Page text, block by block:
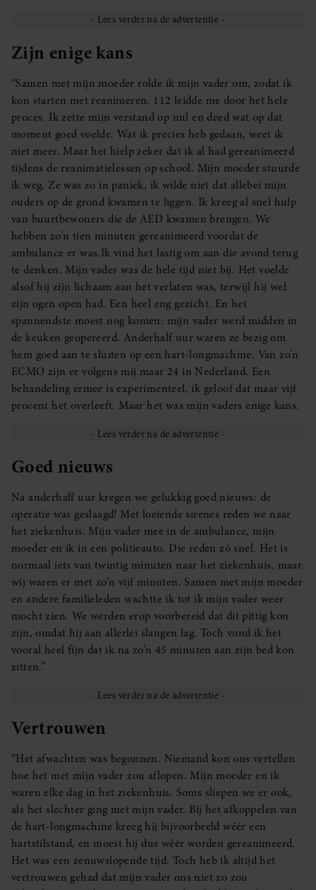
Zijn enige kans
“Samen met mijn moeder rolde ik mijn vader om, zodat ik
kon starten met reanimeren. 112 leidde me door het hele
proces. Ik zette mijn verstand op nul en deed wat op dat
moment goed voelde. Wat ik precies heb gedaan, weet ik
niet meer. Maar het hielp zeker dat ik al had gereanimeerd
tijdens de reanimatielessen op school. Mijn moeder stuurde
ik weg. Ze was zo in paniek, ik wilde niet dat allebei mijn
ouders op de grond kwamen te liggen. Ik kreeg al snel hulp
van buurtbewoners die de AED kwamen brengen. We
hebben zo’n tien minuten gereanimeerd voordat de
ambulance er was.Ik vind het lastig om aan die avond terug
te denken. Mijn vader was de hele tijd niet bij. Het voelde
alsof hij zijn lichaam aan het verlaten was, terwijl hij wel
zijn ogen open had. Een heel eng gezicht. En het
spannendste moest nog komen: mijn vader werd midden in
de keuken geopereerd. Anderhalf uur waren ze bezig om
hem goed aan te sluiten op een hart-longmachine. Van zo’n
ECMO zijn er volgens mij maar 24 in Nederland. Een
behandeling ermee is experimenteel, ik geloof dat maar vijf
procent het overleeft. Maar het was mijn vaders enige kans.
Goed nieuws
Na anderhalf uur kregen we gelukkig goed nieuws: de
operatie was geslaagd! Met loeiende sirenes reden we naar
het ziekenhuis. Mijn vader mee in de ambulance, mijn
moeder en ik in een politieauto. Die reden zó snel. Het is
normaal iets van twintig minuten naar het ziekenhuis, maar
wij waren er met zo’n vijf minuten. Samen met mijn moeder
en andere familieleden wachtte ik tot ik mijn vader weer
mocht zien. We werden erop voorbereid dat dit pittig kon
zijn, omdat hij aan allerlei slangen lag. Toch vond ik het
vooral heel fijn dat ik na zo’n 45 minuten aan zijn bed kon
zitten.”
Vertrouwen
“Het afwachten was begonnen. Niemand kon ons vertellen
hoe het met mijn vader zou aflopen. Mijn moeder en ik
waren elke dag in het ziekenhuis. Soms sliepen we er ook,
als het slechter ging met mijn vader. Bij het afkoppelen van
de hart-longmachine kreeg hij bijvoorbeeld wéér een
hartstilstand, en moest hij dus wéér worden gereanimeerd.
Het was een zenuwslopende tijd. Toch heb ik altijd het
vertrouwen gehad dat mijn vader ons niet zo zou